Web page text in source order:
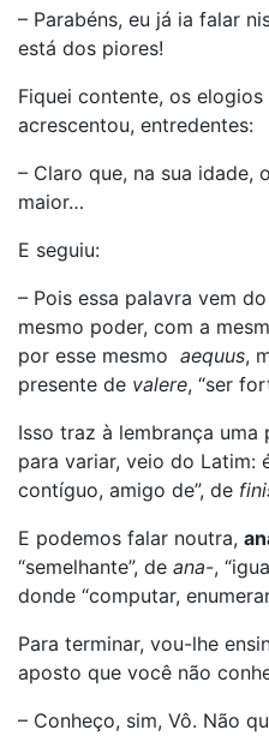
– Parabéns, eu já ia falar
está dos piores!
Fiquei contente, os
acrescentou, entredentes:
– Claro que, na sua idade,
maior…
E seguiu:
– Pois essa palavra vem
mesmo poder, com a
por esse mesmo aequus,
presente de valere, “ser
Isso traz à lembrança uma
para variar, veio do Latim:
contíguo, amigo de”, de
E podemos falar noutra,
“semelhante”, de ana-,
donde “computar,
Para terminar, vou-lhe
aposto que você não
– Conheço, sim, Vô. Não